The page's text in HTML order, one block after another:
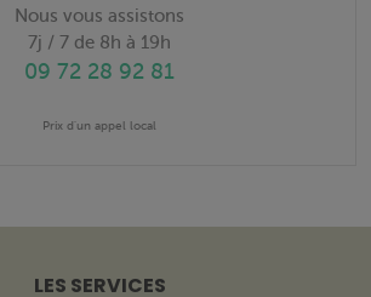
Nous vous assistons
7j / 7 de 8h à 19h
09 72 28 92 81
Prix d'un appel local
LES SERVICES